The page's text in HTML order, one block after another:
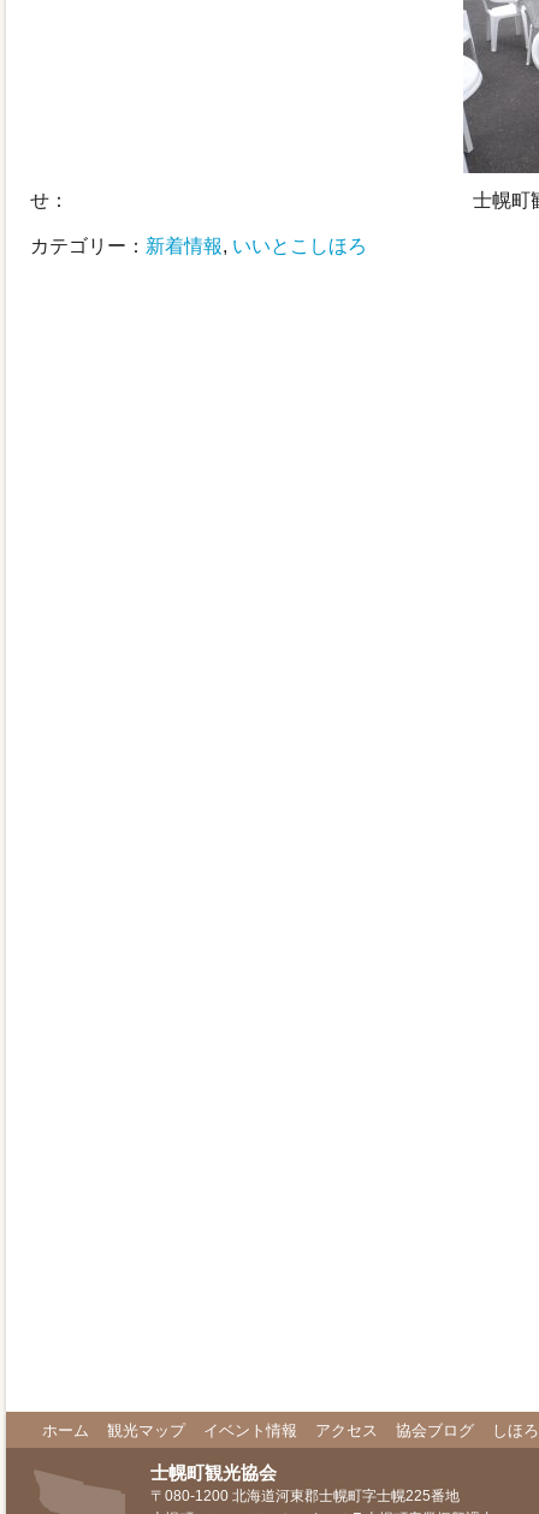
せ： 士幌町観光協会事務局
カテゴリー： 新着情報, いいとこしほろ
ホーム 観光マップ イベント情報 アクセス 協会ブログ しほ
士幌町観光協会
〒080-1200 北海道河東郡士幌町字士幌225番地